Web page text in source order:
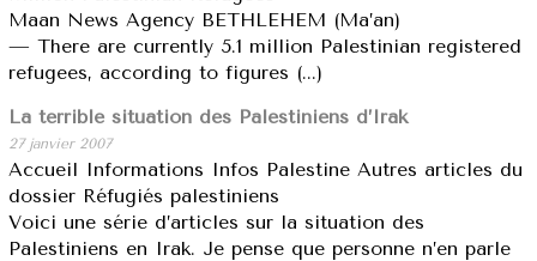
Maan News Agency BETHLEHEM (Ma’an)
— There are currently 5.1 million Palestinian registered
refugees, according to figures (...)
La terrible situation des Palestiniens d’Irak
27 janvier 2007
Accueil Informations Infos Palestine Autres articles du
dossier Réfugiés palestiniens
Voici une série d’articles sur la situation des
Palestiniens en Irak. Je pense que personne n’en parle